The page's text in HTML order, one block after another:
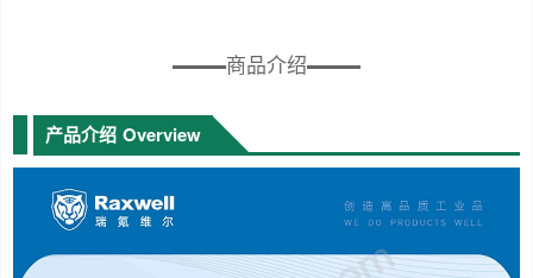
商品介绍
产品介绍 Overview